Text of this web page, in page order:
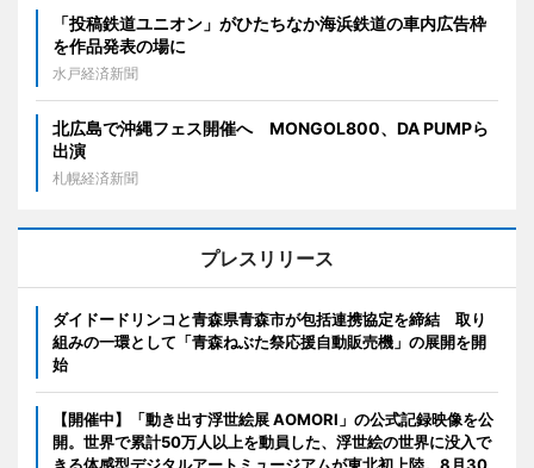
「投稿鉄道ユニオン」がひたちなか海浜鉄道の車内広告枠
を作品発表の場に
水戸経済新聞
北広島で沖縄フェス開催へ MONGOL800、DA PUMPら
出演
札幌経済新聞
プレスリリース
ダイドードリンコと青森県青森市が包括連携協定を締結 取り
組みの一環として「青森ねぶた祭応援自動販売機」の展開を開
始
【開催中】「動き出す浮世絵展 AOMORI」の公式記録映像を公
開。世界で累計50万人以上を動員した、浮世絵の世界に没入で
きる体感型デジタルアートミュージアムが東北初上陸。8月30